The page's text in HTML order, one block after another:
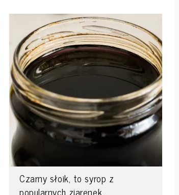
Czarny słoik, to syrop z
popularnych ziarenek.